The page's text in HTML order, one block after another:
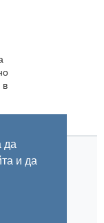
да
и да
в
ни